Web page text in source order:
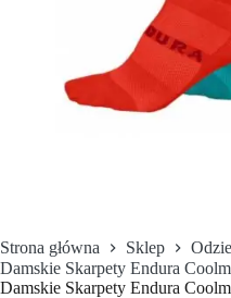
Strona główna Sklep
Damskie Skarpety Endura
Damskie Skarpety Endura